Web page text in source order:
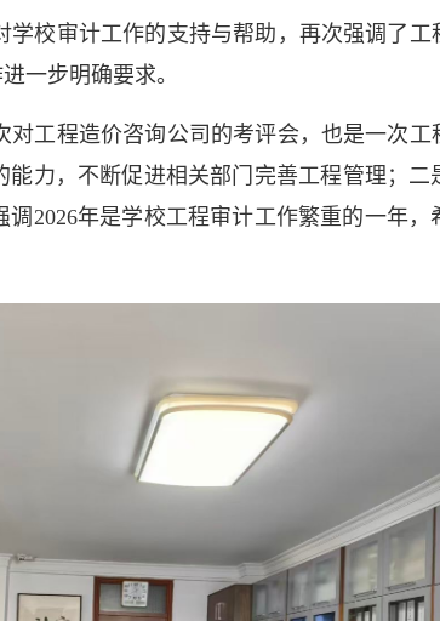
校审计工作的支持与帮助，再次强调了
一步明确要求。
工程造价咨询公司的考评会，也是一次
力，不断促进相关部门完善工程管理；
2026年是学校工程审计工作繁重的一年